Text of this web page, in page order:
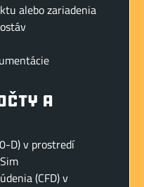
alebo zariadenia
a
D) v prostredí
(CFD) v